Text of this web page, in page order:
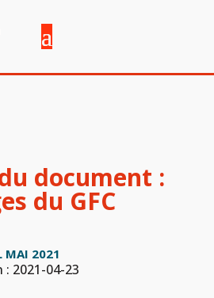
document :
du GFC
MAI 2021
: 2021-04-23